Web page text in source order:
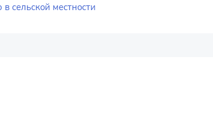
сельской местности